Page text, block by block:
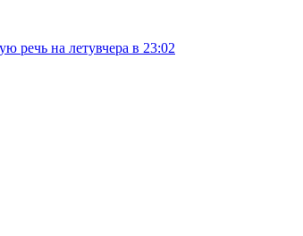
речь на летувчера в 23:02